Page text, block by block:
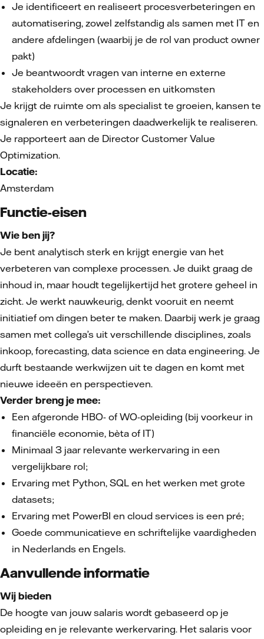
Je identificeert en realiseert procesverbeteringen en
automatisering, zowel zelfstandig als samen met IT en
andere afdelingen (waarbij je de rol van product owner
pakt)
Je beantwoordt vragen van interne en externe
stakeholders over processen en uitkomsten
Je krijgt de ruimte om als specialist te groeien, kansen te
signaleren en verbeteringen daadwerkelijk te realiseren.
Je rapporteert aan de Director Customer Value
Optimization.
Locatie:
Amsterdam
Functie-eisen
Wie ben jij?
Je bent analytisch sterk en krijgt energie van het
verbeteren van complexe processen. Je duikt graag de
inhoud in, maar houdt tegelijkertijd het grotere geheel in
zicht. Je werkt nauwkeurig, denkt vooruit en neemt
initiatief om dingen beter te maken. Daarbij werk je graag
samen met collega’s uit verschillende disciplines, zoals
inkoop, forecasting, data science en data engineering. Je
durft bestaande werkwijzen uit te dagen en komt met
nieuwe ideeën en perspectieven.
Verder breng je mee:
Een afgeronde HBO- of WO-opleiding (bij voorkeur in
financiële economie, bèta of IT)
Minimaal 3 jaar relevante werkervaring in een
vergelijkbare rol;
Ervaring met Python, SQL en het werken met grote
datasets;
Ervaring met PowerBI en cloud services is een pré;
Goede communicatieve en schriftelijke vaardigheden
in Nederlands en Engels.
Aanvullende informatie
Wij bieden
De hoogte van jouw salaris wordt gebaseerd op je
opleiding en je relevante werkervaring. Het salaris voor